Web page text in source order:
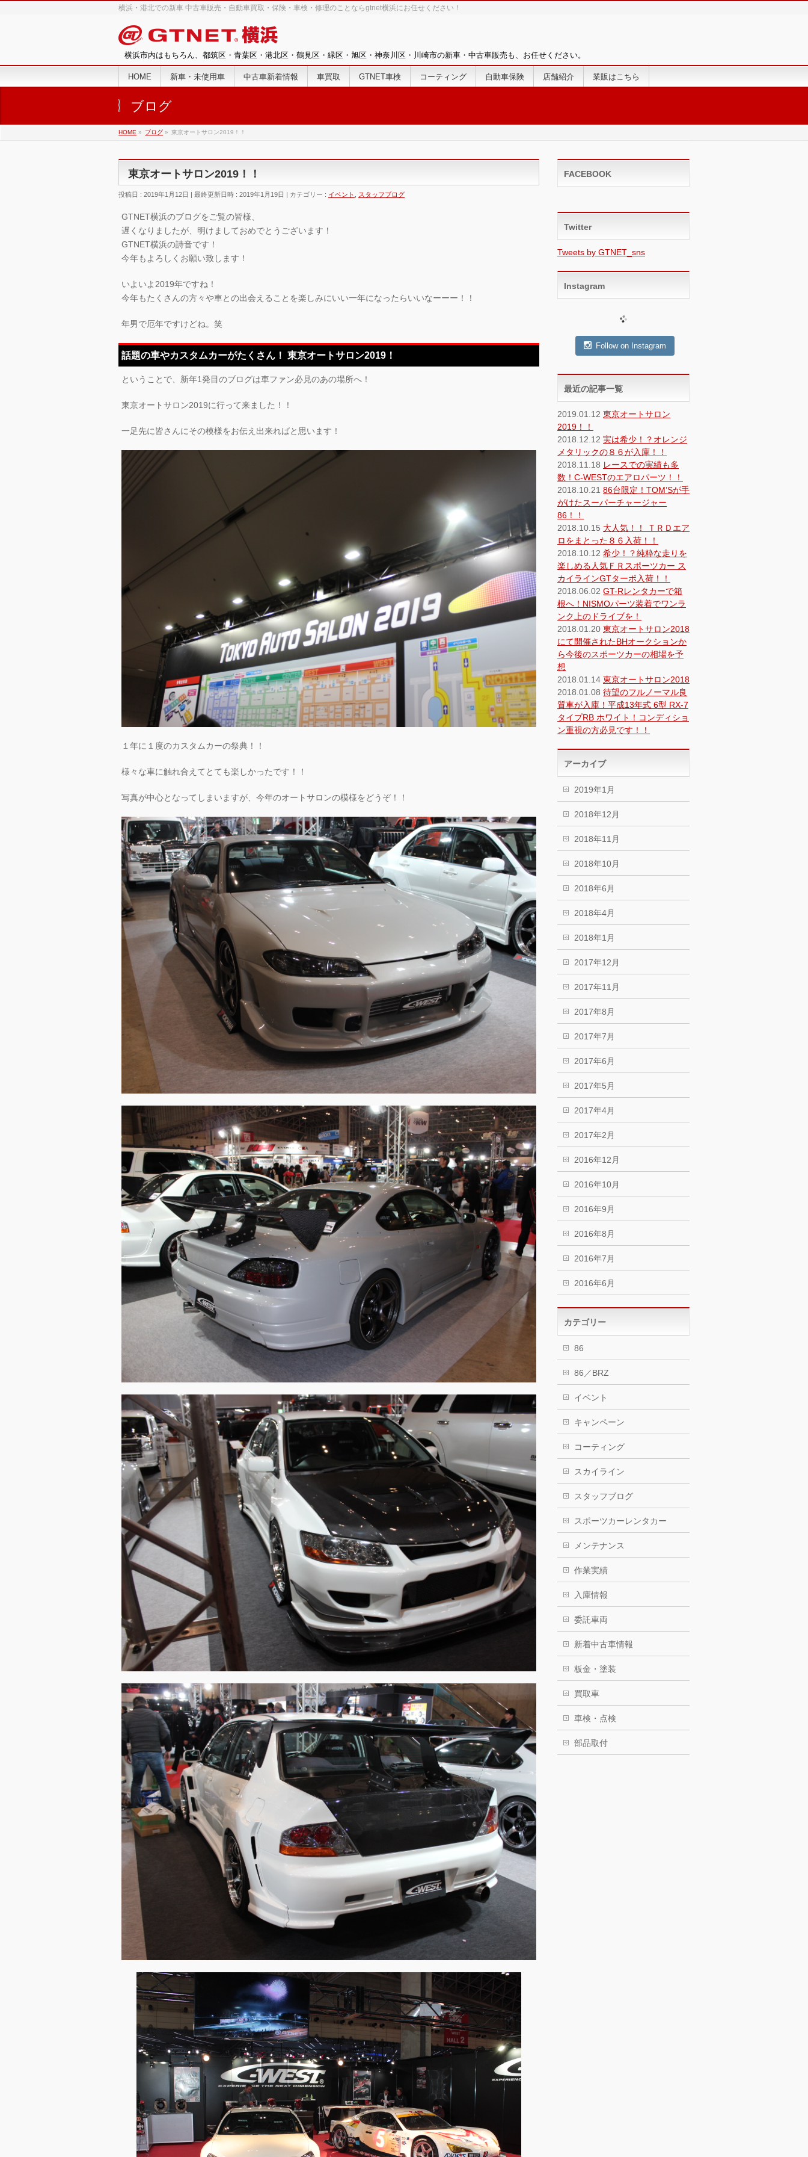
横浜・港北での新車 中古車販売・自動車買取・保険・車検・修理のことならgtnet横浜にお任せください！
横浜市内はもちろん、都筑区・青葉区・港北区・鶴見区・緑区・旭区・神奈川区・川崎市の新車・中古車販売も、お任せください。
HOME 新車・未使用車 中古車新着情報 車買取 GTNET車検 コーティング 自動車保険 店舗紹介 業販はこちら
ブログ
HOME » ブログ » 東京オートサロン2019！！
東京オートサロン2019！！
投稿日 : 2019年1月12日 最終更新日時 : 2019年1月19日 カテゴリー : イベント スタッフブログ
GTNET横浜のブログをご覧の皆様、
遅くなりましたが、明けましておめでとうございます！
GTNET横浜の詩音です！
今年もよろしくお願い致します！
いよいよ2019年ですね！
今年もたくさんの方々や車との出会えることを楽しみにいい一年になったらいいなーーー！！
年男で厄年ですけどね。笑
話題の車やカスタムカーがたくさん！ 東京オートサロン2019！
ということで、新年1発目のブログは車ファン必見のあの場所へ！
東京オートサロン2019に行って来ました！！
一足先に皆さんにその模様をお伝え出来ればと思います！
１年に１度のカスタムカーの祭典！！
様々な車に触れ合えてとても楽しかったです！！
写真が中心となってしまいますが、今年のオートサロンの模様をどうぞ！！
FACEBOOK
Twitter
Tweets by GTNET_sns
Instagram
Follow on Instagram
最近の記事一覧
2019.01.12 東京オートサロン
2019！！
2018.12.12 実は希少！？オレンジ
メタリックの８６が入庫！！
2018.11.18 レースでの実績も多
数！C-WESTのエアロパーツ！！
2018.10.21 86台限定！TOM’Sが手
がけたスーパーチャージャー
86！！
2018.10.15 大人気！！ ＴＲＤエア
ロをまとった８６入荷！！
2018.10.12 希少！？純粋な走りを
楽しめる人気ＦＲスポーツカー ス
カイラインGTターボ入荷！！
2018.06.02 GT-Rレンタカーで箱
根へ！NISMOパーツ装着でワンラ
ンク上のドライブを！
2018.01.20 東京オートサロン2018
にて開催されたBHオークションか
ら今後のスポーツカーの相場を予
想
2018.01.14 東京オートサロン2018
2018.01.08 待望のフルノーマル良
質車が入庫！平成13年式 6型 RX-7
タイプRB ホワイト！コンディショ
ン重視の方必見です！！
アーカイブ
2019年1月
2018年12月
2018年11月
2018年10月
2018年6月
2018年4月
2018年1月
2017年12月
2017年11月
2017年8月
2017年7月
2017年6月
2017年5月
2017年4月
2017年2月
2016年12月
2016年10月
2016年9月
2016年8月
2016年7月
2016年6月
カテゴリー
86
86／BRZ
イベント
キャンペーン
コーティング
スカイライン
スタッフブログ
スポーツカーレンタカー
メンテナンス
作業実績
入庫情報
委託車両
新着中古車情報
板金・塗装
買取車
車検・点検
部品取付